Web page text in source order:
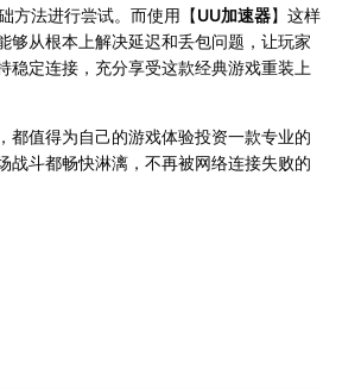
方法进行尝试。而使用【UU加速器】这样
够从根本上解决延迟和丢包问题，让玩家
稳定连接，充分享受这款经典游戏重装上
都值得为自己的游戏体验投资一款专业的
战斗都畅快淋漓，不再被网络连接失败的